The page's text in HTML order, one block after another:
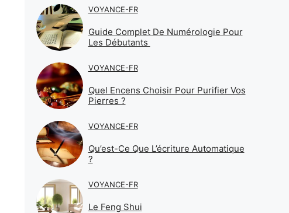
VOYANCE-FR
Guide Complet De Numérologie Pour
Les Débutants
VOYANCE-FR
Quel Encens Choisir Pour Purifier Vos
Pierres ?
VOYANCE-FR
Qu’est-Ce Que L’écriture Automatique
?
VOYANCE-FR
Le Feng Shui